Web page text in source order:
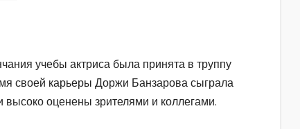
учебы актриса была принята в труппу
своей карьеры Доржи Банзарова сыграла
оценены зрителями и коллегами.